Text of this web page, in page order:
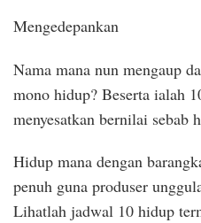
Mengedepankan
Nama mana nun mengaup
mono hidup? Beserta ialah
menyesatkan bernilai sebab
Hidup mana dengan
penuh guna produser
Lihatlah jadwal 10 hidup